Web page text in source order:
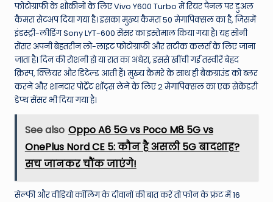
फोटोग्राफी के शौकीनों के लिए Vivo Y600 Turbo में रियर पैनल पर डुअल
कैमरा सेटअप दिया गया है। इसका मुख्य कैमरा 50 मेगापिक्सल का है, जिसमें
इंडस्ट्री-लीडिंग Sony LYT-600 सेंसर का इस्तेमाल किया गया है।यह सोनी
सेंसर अपनी बेहतरीन लो-लाइट फोटोग्राफी और सटीक कलर्स के लिए जाना
जाता है। दिन की रोशनी हो या रात का अंधेरा, इससे खींची गई तस्वीरें बेहद
क्रिस्प, क्लियर और डिटेल्ड आती हैं। मुख्य कैमरे के साथ ही बैकग्राउंड को ब्लर
करने और शानदार पोर्ट्रेट शॉट्स लेने के लिए 2 मेगापिक्सल का एक सेकेंडरी
डेप्थ सेंसर भी दिया गया है।
See also Oppo A6 5G vs Poco M8 5G vs
OnePlus Nord CE 5: कौन है असली 5G बादशाह?
सच जानकर चौंक जाएंगे!
सेल्फी और वीडियो कॉलिंग के दीवानों की बात करें तो फोन के फ्रंट में 16